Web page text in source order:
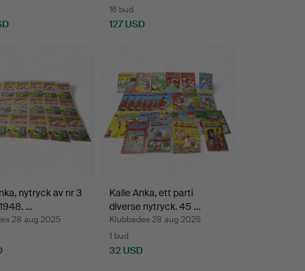
16 bud
127 USD
nytryck av nr 3
…
28 aug 2025
Kalle Anka, ett parti
diverse nytryck. 45 …
Klubbades 28 aug 2025
1 bud
32 USD